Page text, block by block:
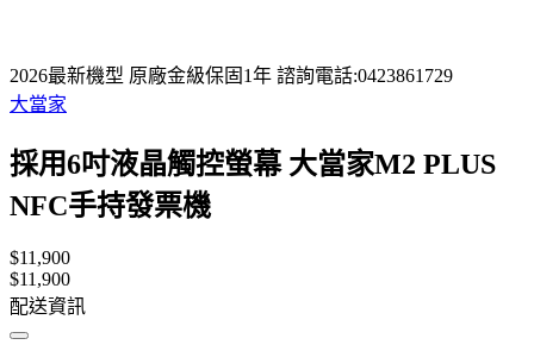
2026最新機型 原廠金級保固1年 諮詢電話:0423861729
大當家
採用6吋液晶觸控螢幕 大當家M2 PLUS
NFC手持發票機
$11,900
$11,900
配送資訊